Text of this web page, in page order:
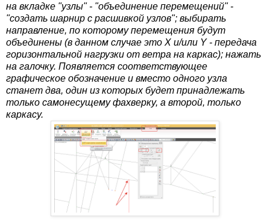
на вкладке "узлы" - "объединение перемещений" -
"создать шарнир с расшивкой узлов"; выбирать
направление, по которому перемещения будут
объединены (в данном случае это X и/или Y - передача
горизонтальной нагрузки от ветра на каркас); нажать
на галочку. Появляется соответствующее
графическое обозначение и вместо одного узла
станет два, один из которых будет принадлежать
только самонесущему фахверку, а второй, только
каркасу.